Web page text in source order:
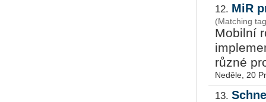
12. MiR
(Matching
Mo­bil­ní
různé
Neděle, 20
13.